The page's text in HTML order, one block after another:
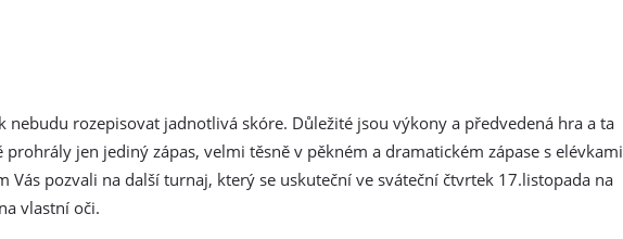
rozepisovat jadnotlivá skóre. Důležité jsou výkony a předvedená hra a ta
jen jediný zápas, velmi těsně v pěkném a dramatickém zápase s elévkami
Vás pozvali na další turnaj, který se uskuteční ve sváteční čtvrtek 17.listopada na
vlastní oči.